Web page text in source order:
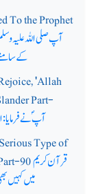
To the Prophet
آپ صلی اللہ علیہ
کے
'Allah
Part-
آپ ؐ نے
Type of
90قرآن کریم
میں کہیں